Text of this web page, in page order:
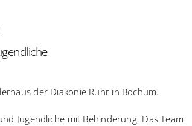
der Diakonie Ruhr in Bochum.
Jugendliche mit Behinderung. Das Team